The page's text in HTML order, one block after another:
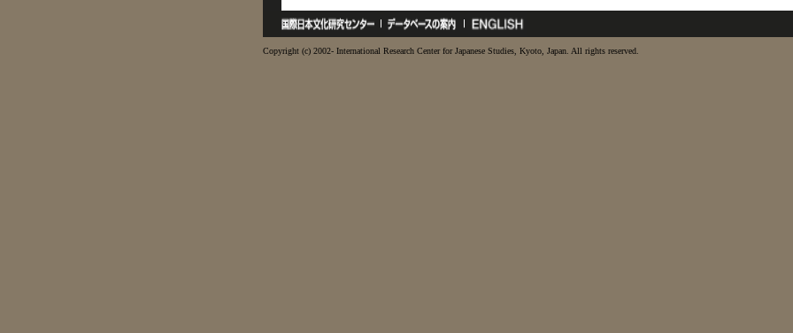
Copyright (c) 2002- International Research Center for Japanese Studies, Kyoto, Japan. All rights reserved.